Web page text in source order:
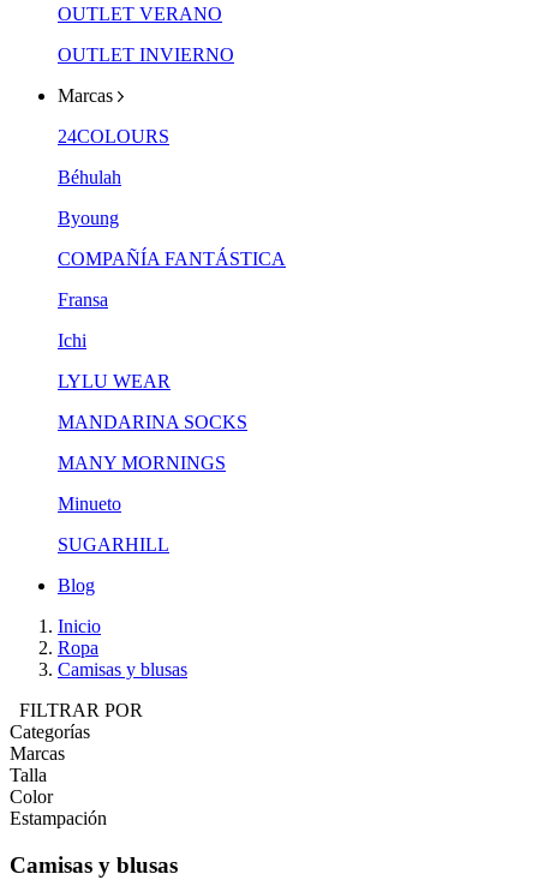
OUTLET VERANO
OUTLET INVIERNO
Marcas
24COLOURS
Béhulah
Byoung
COMPAÑÍA FANTÁSTICA
Fransa
Ichi
LYLU WEAR
MANDARINA SOCKS
MANY MORNINGS
Minueto
SUGARHILL
Blog
Inicio
Ropa
Camisas y blusas
FILTRAR POR
Categorías
Marcas
Talla
Color
Estampación
Camisas y blusas